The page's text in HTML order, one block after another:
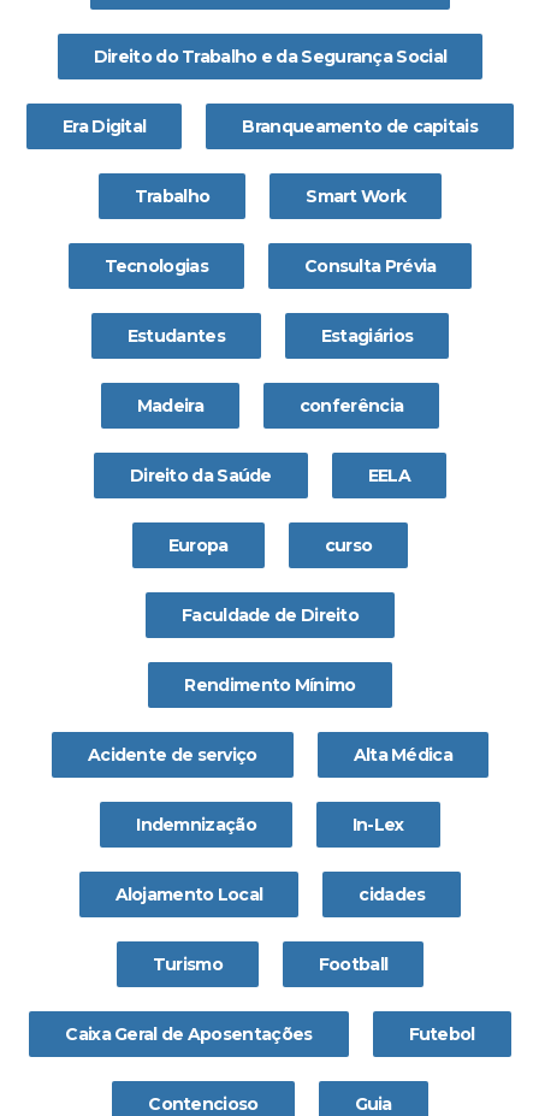
Direito do Trabalho e da Segurança Social
Era Digital Branqueamento de capitais
Trabalho Smart Work
Tecnologias Consulta Prévia
Estudantes Estagiários
Madeira conferência
Direito da Saúde EELA
Europa curso
Faculdade de Direito
Rendimento Mínimo
Acidente de serviço Alta Médica
Indemnização In-Lex
Alojamento Local cidades
Turismo Football
Caixa Geral de Aposentações Futebol
Contencioso Guia